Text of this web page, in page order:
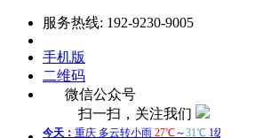
服务热线: 192-9230-9005
手机版
二维码
微信公众号
扫一扫，关注我们